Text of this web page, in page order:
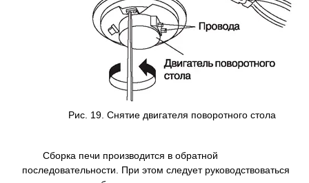
Рис. 19. Снятие двигателя поворотного стола
Сборка печи производится в обратной
последовательности. При этом следует руководствоваться